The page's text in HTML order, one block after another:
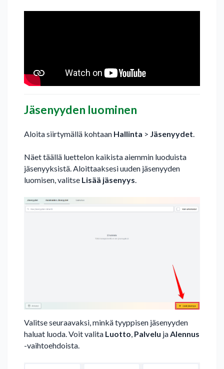
Jäsenyyden luominen
Aloita siirtymällä kohtaan Hallinta > Jäsenyydet.
Näet täällä luettelon kaikista aiemmin luoduista
jäsenyyksistä. Aloittaaksesi uuden jäsenyyden
luomisen, valitse Lisää jäsenyys.
Valitse seuraavaksi, minkä tyyppisen jäsenyyden
haluat luoda. Voit valita Luotto Palvelu ja Alennus
-vaihtoehdoista.